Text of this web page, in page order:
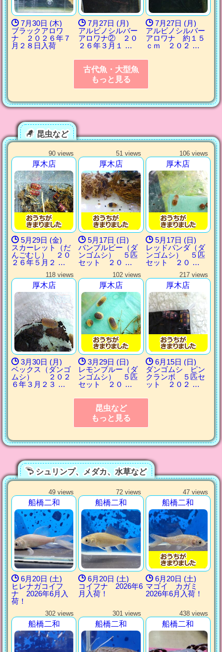
7月30日 (木)
ブラックアロワ
ナ ２０２６年７
月２８日入荷
7月27日 (月)
アルビノシルバー
アロワナ② ２０
２６年３月１ …
7月27日 (月)
アルビノシルバー
アロワナ 約１５
ｃｍ ２０２ …
古代魚・大型魚
もっと見る
昆虫など
90 views
厚木店
5月29日 (金)
スカーレット（だ
んごむし） ２０
２６年５月２ …
51 views
厚木店
5月17日 (日)
バンブルビー（ダ
ンゴムシ） ５匹
セット ２０ …
106 views
厚木店
5月17日 (日)
レッドパンダ（ダ
ンゴムシ） ５匹
セット ２０ …
118 views
厚木店
3月30日 (月)
ベックス（ダンゴ
ムシ） ２０２
６年３月２３ …
102 views
厚木店
3月29日 (日)
レモンブルー（ダ
ンゴムシ） ５匹
セット ２０ …
217 views
厚木店
6月15日 (日)
ダンゴムシ ピン
クランボ ５匹セ
ット ２０２ …
昆虫など
もっと見る
シュリンプ、メダカ、水草など
49 views
船橋二和
6月20日 (土)
ヒレナガコイフ
ナ 2026年6月入
荷！
72 views
船橋二和
6月20日 (土)
コイフナ 2026年6
月入荷！
47 views
船橋二和
6月20日 (土)
マゴイ カガミ
2026年6月入荷！
302 views
船橋二和
301 views
船橋二和
438 views
船橋二和